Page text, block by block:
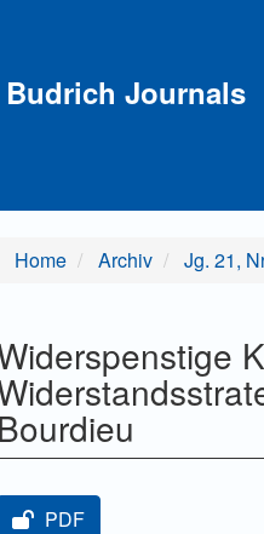
Budrich Journals
Home Archiv Jg. 21,
Bourdieu
Sidebar
PDF